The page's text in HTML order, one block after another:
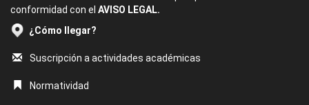
conformidad con el AVISO LEGAL.
¿Cómo llegar?
Suscripción a actividades académicas
Normatividad